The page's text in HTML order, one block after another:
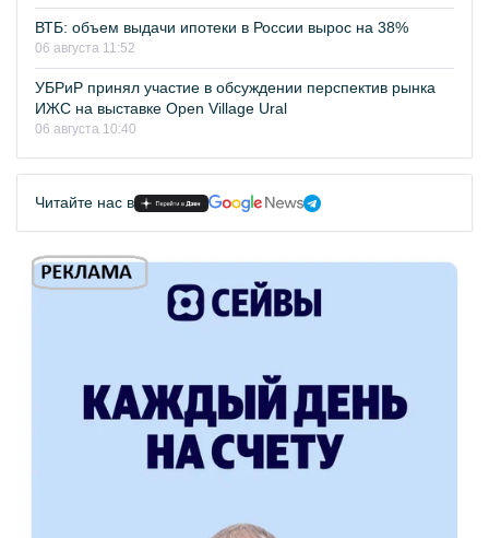
ВТБ: объем выдачи ипотеки в России вырос на 38%
06 августа 11:52
УБРиР принял участие в обсуждении перспектив рынка
ИЖС на выставке Open Village Ural
06 августа 10:40
Читайте нас в